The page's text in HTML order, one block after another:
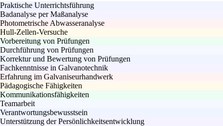
Praktische Unterrichtsführung
Badanalyse per Maßanalyse
Photometrische Abwasseranalyse
Hull-Zellen-Versuche
Vorbereitung von Prüfungen
Durchführung von Prüfungen
Korrektur und Bewertung von Prüfungen
Fachkenntnisse in Galvanotechnik
Erfahrung im Galvaniseurhandwerk
Pädagogische Fähigkeiten
Kommunikationsfähigkeiten
Teamarbeit
Verantwortungsbewusstsein
Unterstützung der Persönlichkeitsentwicklung